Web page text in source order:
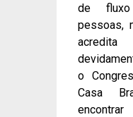
de
pessoas,
o
Casa